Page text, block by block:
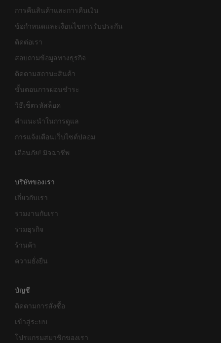
การคืนสินค้าและการคืนเงิน
ข้อกำหนดและเงื่อนไขการรับประกัน
ติดต่อเรา
สอบถามข้อมูลทางธุรกิจ
ติดตามสถานะสินค้า
ขั้นตอนการผ่อนชำระ
วิธีเซ็ตรหัสล็อค
คำแนะนำในการดูแล
การแจ้งเตือนเว็บไซต์ปลอม
เตือนภัย! มิจฉาชีพ
บริษัทของเรา
เกี่ยวกับเรา
ร่วมงานกับเรา
ร่วมธุรกิจ
ร้านค้า
ความยั่งยืน
บัญชี
ติดตามการสั่งซื้อ
เข้าสู่ระบบ
โปรแกรมสมาชิกของเรา